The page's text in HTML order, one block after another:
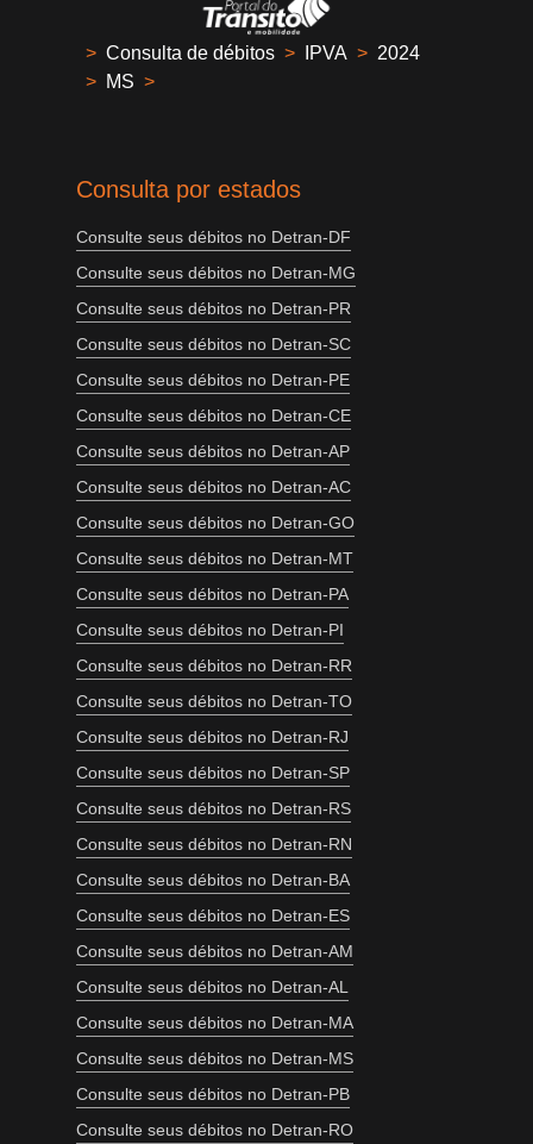
> Consulta de débitos > IPVA > 2024
> MS >
Consulta por estados
Consulte seus débitos no Detran-DF
Consulte seus débitos no Detran-MG
Consulte seus débitos no Detran-PR
Consulte seus débitos no Detran-SC
Consulte seus débitos no Detran-PE
Consulte seus débitos no Detran-CE
Consulte seus débitos no Detran-AP
Consulte seus débitos no Detran-AC
Consulte seus débitos no Detran-GO
Consulte seus débitos no Detran-MT
Consulte seus débitos no Detran-PA
Consulte seus débitos no Detran-PI
Consulte seus débitos no Detran-RR
Consulte seus débitos no Detran-TO
Consulte seus débitos no Detran-RJ
Consulte seus débitos no Detran-SP
Consulte seus débitos no Detran-RS
Consulte seus débitos no Detran-RN
Consulte seus débitos no Detran-BA
Consulte seus débitos no Detran-ES
Consulte seus débitos no Detran-AM
Consulte seus débitos no Detran-AL
Consulte seus débitos no Detran-MA
Consulte seus débitos no Detran-MS
Consulte seus débitos no Detran-PB
Consulte seus débitos no Detran-RO